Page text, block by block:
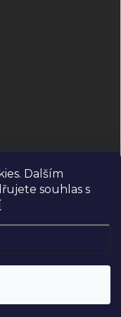
Dalším
souhlas s
vyhrazena.